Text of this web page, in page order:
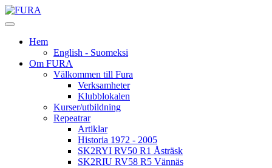
Hem
English - Suomeksi
Om FURA
Välkommen till Fura
Verksamheter
Klubblokalen
Kurser/utbildning
Repeatrar
Artiklar
Historia 1972 - 2005
SK2RYI RV50 R1 Åsträsk
SK2RIU RV58 R5 Vännäs